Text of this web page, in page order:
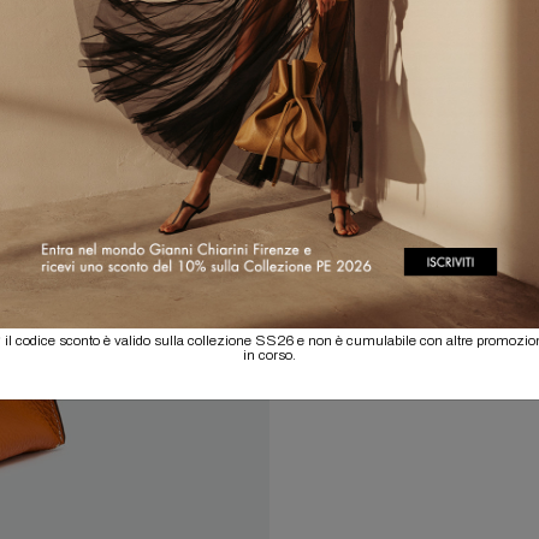
codice sconto è valido sulla collezione SS26 e non è cumulabile con altre
in corso.